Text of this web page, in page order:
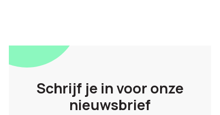
Schrijf je in voor onze
nieuwsbrief